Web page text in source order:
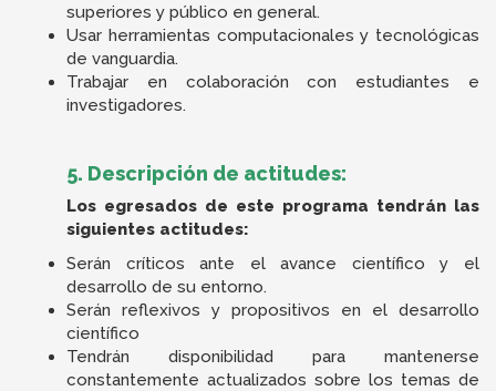
superiores y público en general.
Usar herramientas computacionales y tecnológicas
de vanguardia.
Trabajar en colaboración con estudiantes e
investigadores.
5. Descripción de actitudes:
Los egresados de este programa tendrán las
siguientes actitudes:
Serán críticos ante el avance científico y el
desarrollo de su entorno.
Serán reflexivos y propositivos en el desarrollo
científico
Tendrán disponibilidad para mantenerse
constantemente actualizados sobre los temas de